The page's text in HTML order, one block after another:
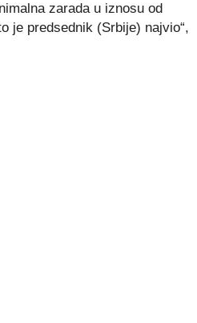
zarada u iznosu od
je predsednik (Srbije) najvio“,